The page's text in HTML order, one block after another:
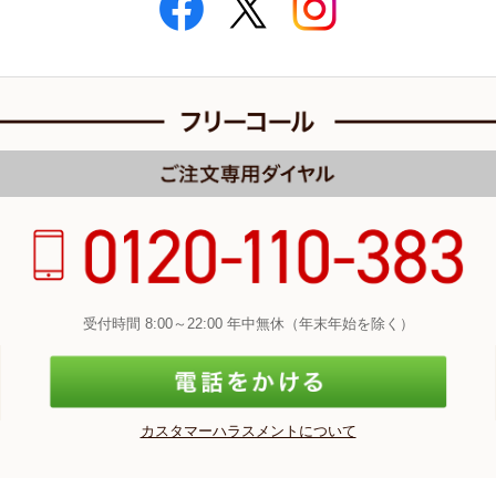
受付時間 8:00～22:00 年中無休（年末年始を除く）
カスタマーハラスメントについて